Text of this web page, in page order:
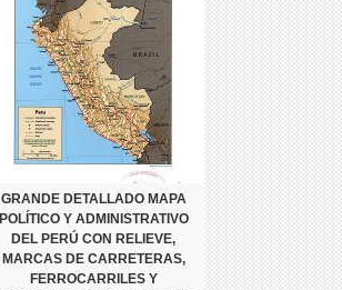
GRANDE DETALLADO MAPA
POLÍTICO Y ADMINISTRATIVO
DEL PERÚ CON RELIEVE,
MARCAS DE CARRETERAS,
FERROCARRILES Y